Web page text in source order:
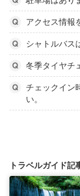
アクセス情報
シャトルバス
冬季タイヤチ
チェックイン
い。
トラベルガイド記